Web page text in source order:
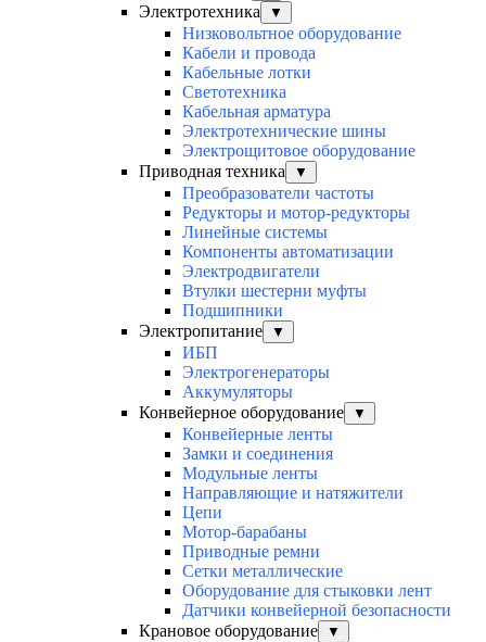
Электротехника ▼
Низковольтное оборудование
Кабели и провода
Кабельные лотки
Светотехника
Кабельная арматура
Электротехнические шины
Электрощитовое оборудование
Приводная техника
▼
Преобразователи частоты
Редукторы и мотор-редукторы
Линейные системы
Компоненты автоматизации
Электродвигатели
Втулки шестерни муфты
Подшипники
Электропитание
▼
ИБП
Электрогенераторы
Аккумуляторы
Конвейерное оборудование
▼
Конвейерные ленты
Замки и соединения
Модульные ленты
Направляющие и натяжители
Цепи
Мотор-барабаны
Приводные ремни
Сетки металлические
Оборудование для стыковки лент
Датчики конвейерной безопасности
Крановое оборудование
▼